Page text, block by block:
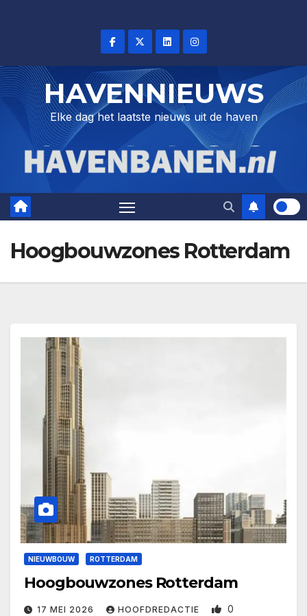
HAVENNIEUWS
Elke dag het laatste nieuws uit de haven
Hoogbouwzones Rotterdam
NIEUWBOUW ROTTERDAM
Hoogbouwzones Rotterdam
17 MEI 2026 HOOFDREDACTIE 0